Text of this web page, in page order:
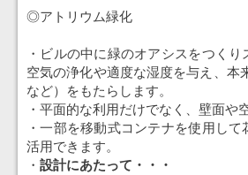
◎アトリウム緑化
・ビルの中に緑のオアシスをつく
空気の浄化や適度な湿度を与え、本
など）をもたらします。
・平面的な利用だけでなく、壁面
・一部を移動式コンテナを使用し
活用できます。
・ 設計にあたって・・・